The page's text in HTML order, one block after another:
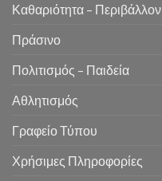
Καθαριότητα – Περιβάλλον
Πράσινο
Πολιτισμός – Παιδεία
Αθλητισμός
Γραφείο Τύπου
Χρήσιμες Πληροφορίες